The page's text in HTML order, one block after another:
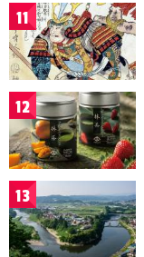
11
12
13